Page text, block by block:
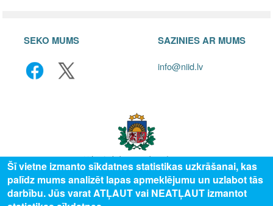
SEKO MUMS SAZINIES AR MUMS
info@niid.lv
© 2025 Valsts izglītības attīstības aģentūra, publicētā satura visas tiesības
Šī vietne izmanto sīkdatnes statistikas uzkrāšanai, kas
palīdz mums analizēt lapas apmeklējumu un uzlabot tās
darbību. Jūs varat ATĻAUT vai NEATĻAUT izmantot